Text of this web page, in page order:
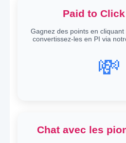
Paid to Click
Gagnez des points en
convertissez-les en PI via
💸
Chat avec les